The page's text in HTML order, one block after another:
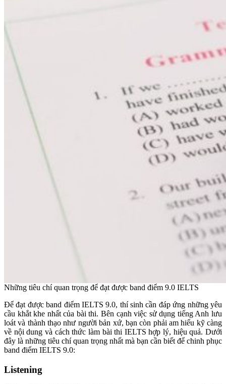
Những tiêu chí quan trọng để đạt được band điểm 9.0 IELTS
Để đạt được band điểm IELTS 9.0, thí sinh cần đáp ứng những yêu
cầu khắt khe nhất của bài thi. Bên cạnh việc sử dụng tiếng Anh lưu
loát và thành thạo như người bản xứ, bạn còn phải am hiểu kỹ càng
về nội dung và cách thức làm bài thi IELTS hợp lý, hiệu quả. Dưới
đây là những tiêu chí quan trọng nhất mà bạn cần biết để chinh phục
band điểm IELTS 9.0:
Listening